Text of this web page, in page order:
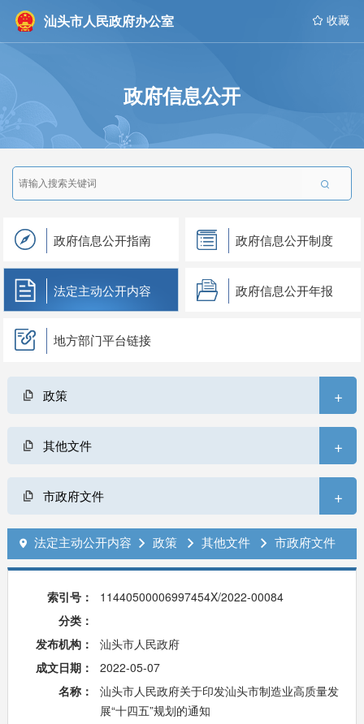
汕头市人民政府办公室  收藏
政府信息公开

政府信息公开指南 政府信息公开制度
法定主动公开内容 政府信息公开年报
地方部门平台链接
政策 +
其他文件 +
市政府文件 +
 法定主动公开内容  政策  其他文件  市政府文件
索引号：
11440500006997454X/2022-00084
分类：
发布机构：
汕头市人民政府
成文日期：
2022-05-07
名称：
汕头市人民政府关于印发汕头市制造业高质量发
展“十四五”规划的通知